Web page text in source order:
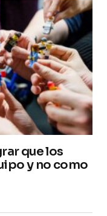
y web en
vez que
que los
y no como